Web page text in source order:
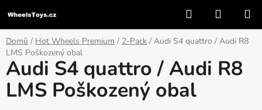
na
obsah
Hledat
KOŠÍK
Domů / Hot Wheels Premium / 2-Pack / Audi S4 quattro / Audi R8
LMS Poškozený obal
Audi S4 quattro / Audi R8
LMS Poškozený obal